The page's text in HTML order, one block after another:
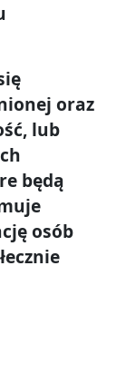
oraz
lub
będą
osób